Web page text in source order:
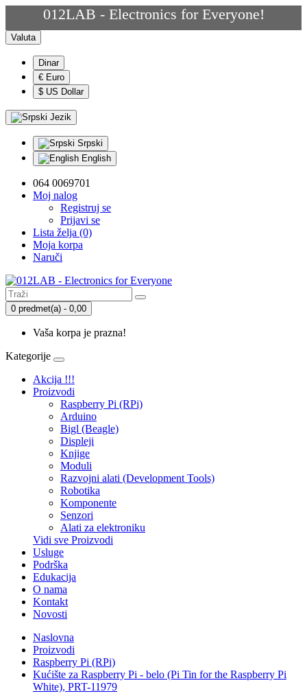
012LAB - Electronics for Everyone!
Valuta
Dinar
€ Euro
$ US Dollar
Jezik
Srpski
English
064 0069701
Moj nalog
Registruj se
Prijavi se
Lista želja (0)
Moja korpa
Naruči
0 predmet(a) - 0,00
Vaša korpa je prazna!
Kategorije
Akcija !!!
Proizvodi
Raspberry Pi (RPi)
Arduino
Bigl (Beagle)
Displеji
Knjige
Moduli
Razvojni alati (Development Tools)
Robotika
Komponente
Senzori
Alati za elektroniku
Vidi sve Proizvodi
Usluge
Podrška
Edukacija
O nama
Kontakt
Novosti
Naslovna
Proizvodi
Raspberry Pi (RPi)
Kućište za Raspberry Pi - belo (Pi Tin for the Raspberry Pi
White), PRT-11979